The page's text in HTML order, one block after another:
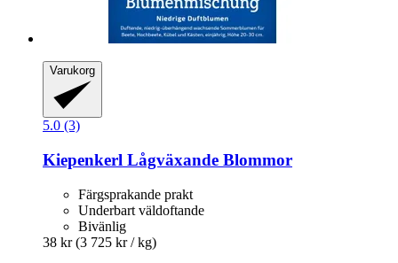
Varukorg
5.0 (3)
Kiepenkerl Lågväxande Blommor
Färgsprakande prakt
Underbart väldoftande
Bivänlig
38 kr (3 725 kr / kg)